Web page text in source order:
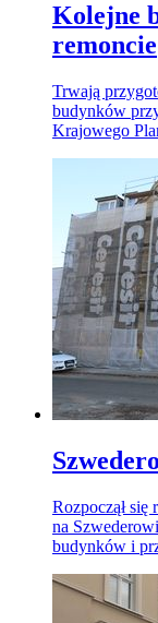
Kolejne
remoncie
Trwają
budynków
Krajowego
Rozpoczął
na
budynków i